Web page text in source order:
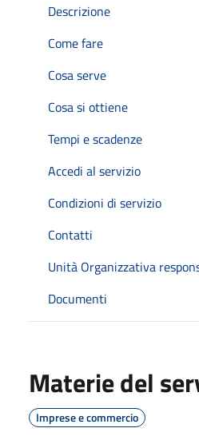
Descrizione
Come fare
Cosa serve
Cosa si ottiene
Tempi e scadenze
Accedi al servizio
Condizioni di servizio
Contatti
Unità Organizzativa
Documenti
Materie del
Imprese e commercio